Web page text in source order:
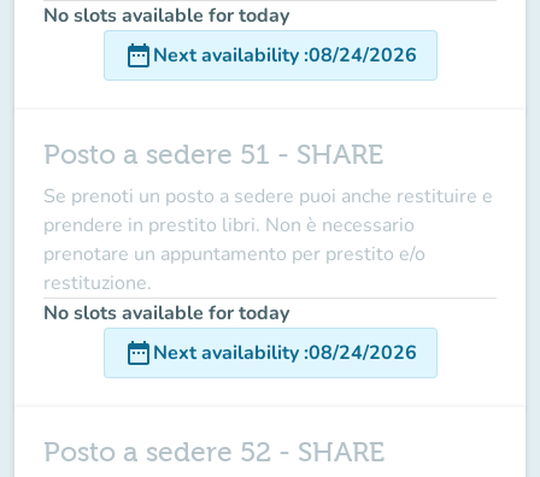
No slots available for today
date_rangeNext availability:08/24/2026
Posto a sedere 51 - SHARE
Se prenoti un posto a sedere puoi anche restituire e
prendere in prestito libri. Non è necessario
prenotare un appuntamento per prestito e/o
restituzione.
No slots available for today
date_rangeNext availability:08/24/2026
Posto a sedere 52 - SHARE